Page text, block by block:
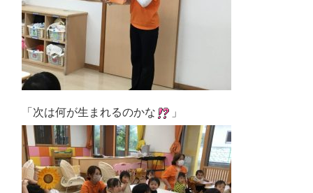
「次は何が生まれるのかな 」